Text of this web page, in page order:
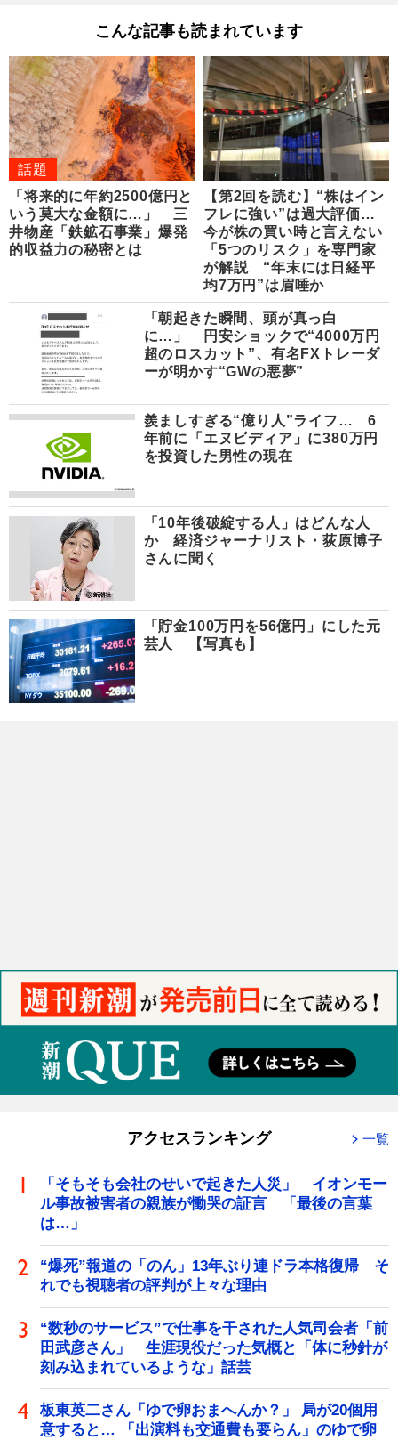
こんな記事も読まれています
話題
「将来的に年約2500億円と
いう莫大な金額に…」 三
井物産「鉄鉱石事業」爆発
的収益力の秘密とは
【第2回を読む】“株はイン
フレに強い”は過大評価…
今が株の買い時と言えない
「5つのリスク」を専門家
が解説 “年末には日経平
均7万円”は眉唾か
「朝起きた瞬間、頭が真っ白
に…」 円安ショックで“4000万円
超のロスカット”、有名FXトレーダ
ーが明かす“GWの悪夢”
羨ましすぎる“億り人”ライフ… 6
年前に「エヌビディア」に380万円
を投資した男性の現在
「10年後破綻する人」はどんな人
か 経済ジャーナリスト・荻原博子
さんに聞く
「貯金100万円を56億円」にした元
芸人 【写真も】
アクセスランキング 一覧
「そもそも会社のせいで起きた人災」 イオンモー
ル事故被害者の親族が慟哭の証言 「最後の言葉
は…」
“爆死”報道の「のん」13年ぶり連ドラ本格復帰 そ
れでも視聴者の評判が上々な理由
“数秒のサービス”で仕事を干された人気司会者「前
田武彦さん」 生涯現役だった気概と「体に秒針が
刻み込まれているような」話芸
板東英二さん「ゆで卵おまへんか？」 局が20個用
意すると… 「出演料も交通費も要らん」のゆで卵